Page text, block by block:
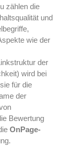
zählen die
und
wie der
der
wird bei
für die
der
Bewertung
OnPage-